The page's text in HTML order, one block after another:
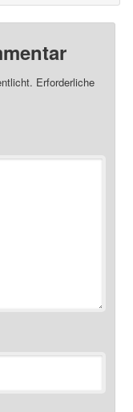
Erforderliche